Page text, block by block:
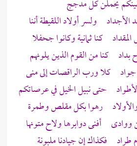
يحملن كل مدجج
الأجداد ولسر أولاد اللقيطة أننا
كنا ثمانية وكانوا جحفلا
بداد كنا من القوم الذين يلونهم
كلا ورب الراقصات إلى منى
حتى نبيل الخيل في عرصاتكم
رهوا بكل مقلص وطمرة
أفنى دوابرها ولاح متونها
طراد فكذاك إن جيادنا ملبونة